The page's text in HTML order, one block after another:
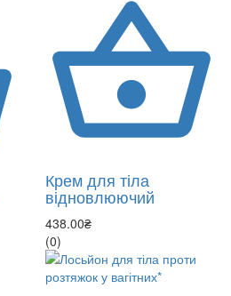
Крем для тіла
відновлюючий
438.00₴
(0)